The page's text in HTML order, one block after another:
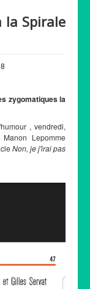
la Spirale
zygomatiques la
, vendredi,
Lepomme
Non, je j'irai pas